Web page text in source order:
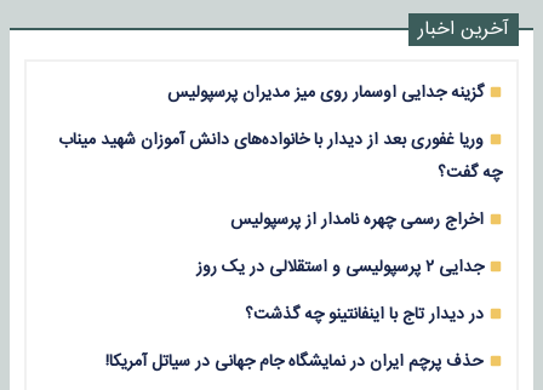
آخرین اخبار
گزینه جدایی اوسمار روی میز مدیران پرسپولیس
وریا غفوری بعد از دیدار با خانواده‌های دانش آموزان شهید میناب
چه گفت؟
اخراج رسمی چهره نامدار از پرسپولیس
جدایی ۲ پرسپولیسی و استقلالی در یک روز
در دیدار تاج با اینفانتینو چه گذشت؟
حذف پرچم ایران در نمایشگاه جام جهانی در سیاتل آمریکا!